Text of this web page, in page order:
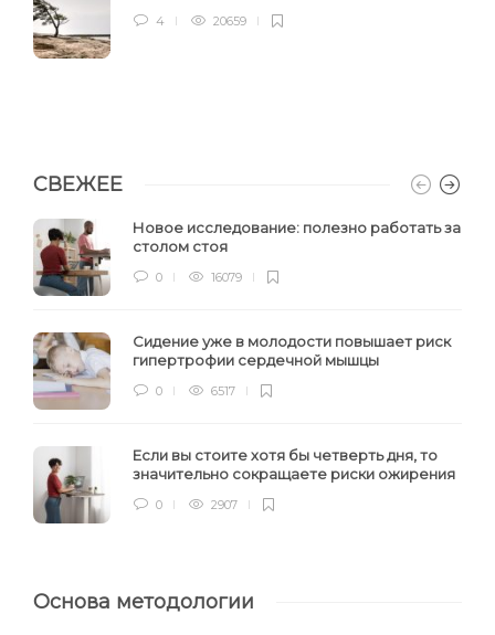
4 20659
СВЕЖЕЕ
Новое исследование: полезно работать за
столом стоя
0 16079
Сидение уже в молодости повышает риск
гипертрофии сердечной мышцы
0 6517
Если вы стоите хотя бы четверть дня, то
значительно сокращаете риски ожирения
0 2907
Основа методологии